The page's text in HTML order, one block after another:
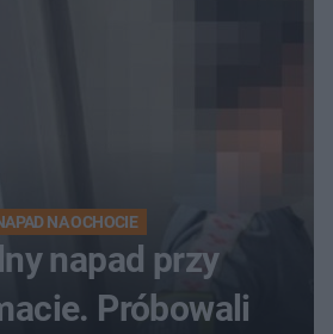
NA OCHOCIE
napad przy
Próbowali